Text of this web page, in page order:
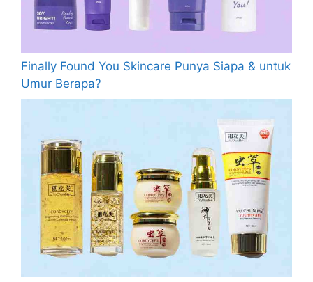
Finally Found You Skincare Punya Siapa & untuk
Umur Berapa?